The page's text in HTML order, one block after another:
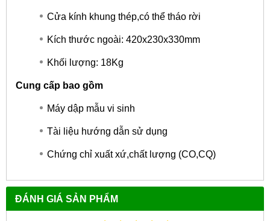
Cửa kính khung thép,có thể tháo rời
Kích thước ngoài: 420x230x330mm
Khối lượng: 18Kg
Cung cấp bao gồm
Máy dập mẫu vi sinh
Tài liệu hướng dẫn sử dụng
Chứng chỉ xuất xứ,chất lượng (CO,CQ)
ĐÁNH GIÁ SẢN PHẨM